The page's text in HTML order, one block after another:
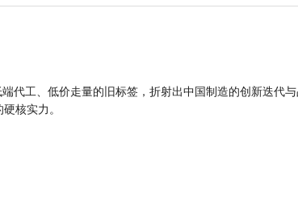
代工、低价走量的旧标签，折射出中国制造的创新迭代
核实力。